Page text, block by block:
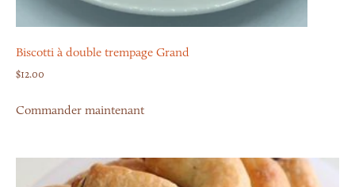
Biscotti à double trempage Grand
$12.00
Commander maintenant